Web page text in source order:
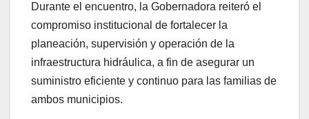
Durante el encuentro, la Gobernadora reiteró el
compromiso institucional de fortalecer la
planeación, supervisión y operación de la
infraestructura hidráulica, a fin de asegurar un
suministro eficiente y continuo para las familias de
ambos municipios.